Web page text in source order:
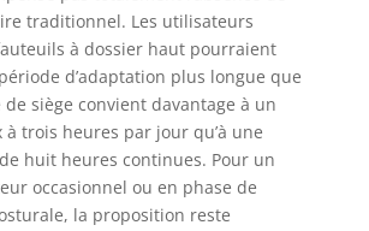
aisément même
sur des surfaces
douces comme les
tapis. Deux
roulettes sont
verrouillables
pour garantir une
stabilité
supplémentaire,
traditionnel. Les utilisateurs
à dossier haut pourraient
d’adaptation plus longue que
de siège convient davantage à un
à trois heures par jour qu’à une
huit heures continues. Pour un
occasionnel ou en phase de
la proposition reste